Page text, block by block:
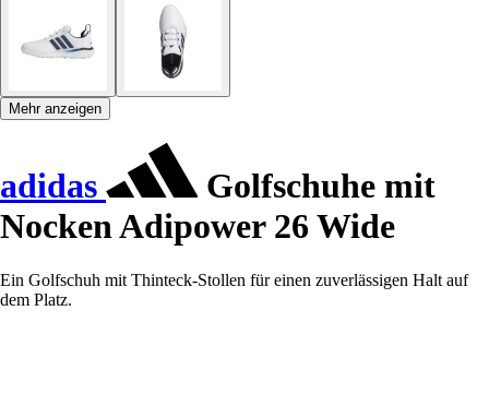
Mehr anzeigen
adidas
Golfschuhe mit
Nocken Adipower 26 Wide
Ein Golfschuh mit Thinteck-Stollen für einen zuverlässigen Halt auf
dem Platz.